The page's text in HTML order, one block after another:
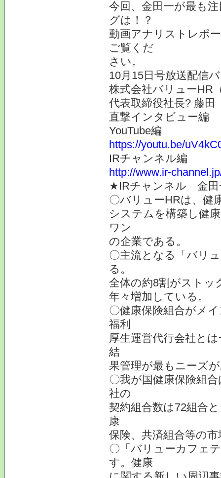
今回、金田一が最も
グは！？
動画アナリストレポ
ご覧くだ
さい。
10月15日号放送配信
株式会社バリューHR
代表取締役社長? 藤
直撃インタビュー編
YouTube編
https://youtu.be/
IRチャンネル編
http://www.ir-
★IRチャンネル 金田
〇バリューHRは、健
システムを構築し健
ワン
の企業である。
〇主流となる「バリ
る。
全体の約8割がストッ
年々増加している。
〇健康保険組合がメ
福利
厚生運営代行会社と
結
果管理が最もニーズ
〇我が国健康保険組
社の
契約組合数は72組合
康
保険、共済組合等の
〇「バリューカフェ
す。健康